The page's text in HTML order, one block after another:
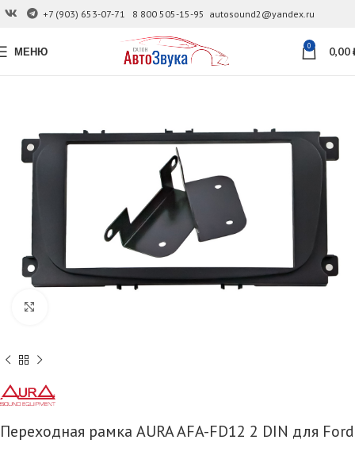
+7 (903) 653-07-71 8 800 505-15-95 autosound2@yandex.ru
МЕНЮ 0 0,00
Переходная рамка AURA AFA-FD12 2 DIN для Ford